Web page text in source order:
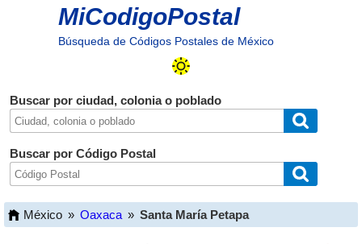
MiCodigoPostal
Búsqueda de Códigos Postales de México
Buscar por ciudad, colonia o poblado
Buscar por Código Postal
México » Oaxaca » Santa María Petapa